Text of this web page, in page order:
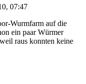
07:47
Wurmfarm auf die
ein paar Würmer
raus konnten keine